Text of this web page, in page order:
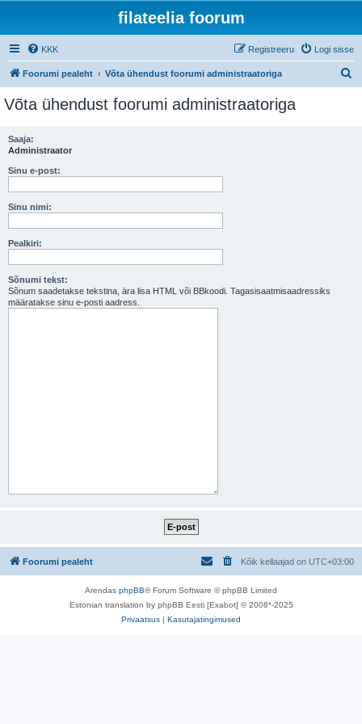
filateelia foorum
KKK Logi sisse
Registreeru
Foorumi pealeht Võta ühendust foorumi administraatoriga
Võta ühendust foorumi administraatoriga
Saaja:
Administraator
Sinu e-post:
Sinu nimi:
Pealkiri:
Sõnumi tekst:
Sõnum saadetakse tekstina, ära lisa HTML või BBkoodi. Tagasisaatmisaadressiks
määratakse sinu e-posti aadress.
Foorumi pealeht Kõik kellaajad on UTC+03:00
Arendas phpBB® Forum Software © phpBB Limited
Estonian translation by phpBB Eesti [Exabot] © 2008*-2025
Privaatsus | Kasutajatingimused